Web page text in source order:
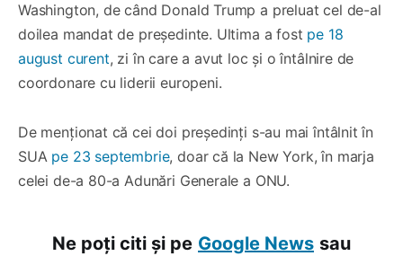
Washington, de când Donald Trump a preluat cel de-al
doilea mandat de președinte. Ultima a fost pe 18
august curent, zi în care a avut loc și o întâlnire de
coordonare cu liderii europeni.
De menționat că cei doi președinți s-au mai întâlnit în
SUA pe 23 septembrie, doar că la New York, în marja
celei de-a 80-a Adunări Generale a ONU.
Ne poți citi și pe Google News sau